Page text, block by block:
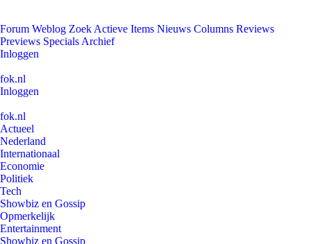
Forum Weblog Zoek Actieve Items Nieuws Columns Reviews
Previews Specials Archief
Inloggen
fok.nl
Inloggen
fok.nl
Actueel
Nederland
Internationaal
Economie
Politiek
Tech
Showbiz en Gossip
Opmerkelijk
Entertainment
Showbiz en Gossip